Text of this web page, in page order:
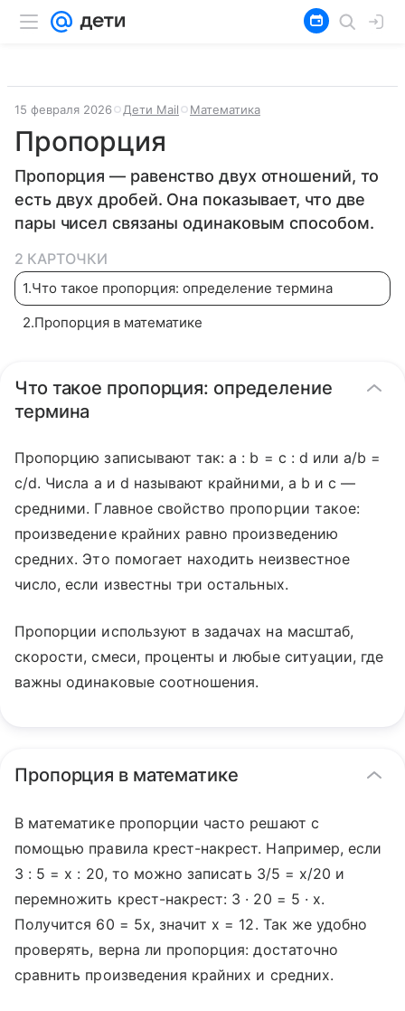
15 февраля 2026 Дети Mail Математика
Пропорция
Пропорция — равенство двух отношений, то
есть двух дробей. Она показывает, что две
пары чисел связаны одинаковым способом.
2 КАРТОЧКИ
1.Что такое пропорция: определение термина
2.Пропорция в математике
Что такое пропорция: определение
термина
Пропорцию записывают так: a : b = c : d или a/b =
c/d. Числа a и d называют крайними, а b и c —
средними. Главное свойство пропорции такое:
произведение крайних равно произведению
средних. Это помогает находить неизвестное
число, если известны три остальных.
Пропорции используют в задачах на масштаб,
скорости, смеси, проценты и любые ситуации, где
важны одинаковые соотношения.
Пропорция в математике
В математике пропорции часто решают с
помощью правила крест-накрест. Например, если
3 : 5 = x : 20, то можно записать 3/5 = x/20 и
перемножить крест-накрест: 3 · 20 = 5 · x.
Получится 60 = 5x, значит x = 12. Так же удобно
проверять, верна ли пропорция: достаточно
сравнить произведения крайних и средних.